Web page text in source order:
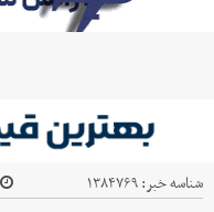
شناسه خبر:۱۳۸۴۷۶۹